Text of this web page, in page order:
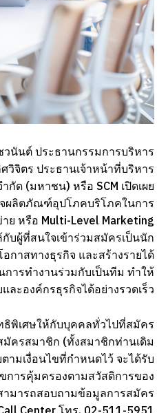
นันต์ ประธานกรรมการบริหาร
จิตร ประธานเจ้าหน้าที่บริหาร
ด (มหาชน) หรือ SCM เปิดเผย
ผลิตภัณฑ์อุปโภคบริโภคในการ
ย หรือ Multi-Level Marketing
บผู้ที่สนใจเข้าร่วมสมัครเป็นนัก
กาสทางธุรกิจ และสร้างรายได้
ารทำงานร่วมกับเป็นทีม ทำให้
ละองค์กรธุรกิจได้อย่างรวดเร็ว
พิเศษให้กับบุคคลทั่วไปที่สมัคร
มัครสมาชิก (ทั้งสมาชิกท่านเดิม
ามเงื่อนไขที่กำหนดไว้ จะได้รับ
การคุ้มครองตามสวัสดิการของ
มารถสอบถามข้อมูลการสมัคร